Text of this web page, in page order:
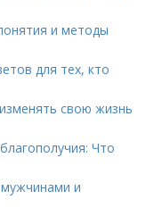
и методы
для тех, кто
свою жизнь
Что
и